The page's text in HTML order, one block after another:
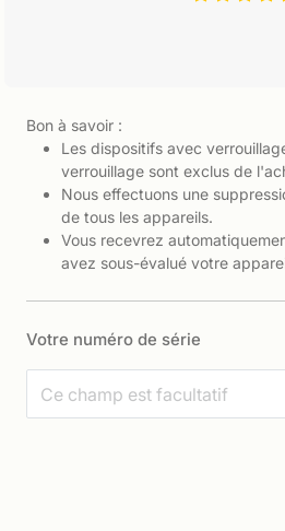
Bon à savoir :
Les dispositifs avec
verrouillage sont exclus de
Nous effectuons une
de tous les appareils.
Vous recevrez
avez sous-évalué votre
Votre numéro de série